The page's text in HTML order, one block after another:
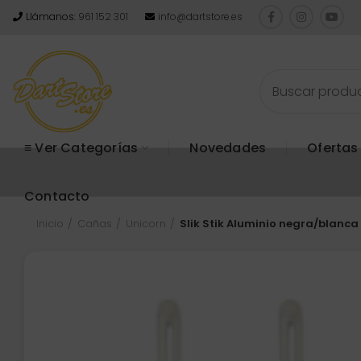
Llámanos: 961 152 301 info@dartstore.es
≡ Ver Categorías Novedades Ofertas
Contacto
Inicio Cañas Unicorn Slik Stik Aluminio negra/